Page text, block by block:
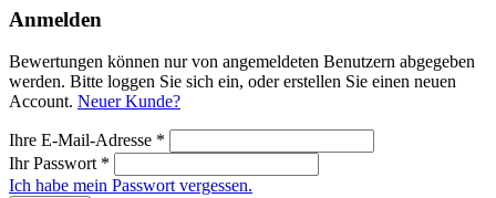
Anmelden
Bewertungen können nur von angemeldeten Benutzern abgegeben
werden. Bitte loggen Sie sich ein, oder erstellen Sie einen neuen
Account. Neuer Kunde?
Ihre E-Mail-Adresse *
Ihr Passwort *
Ich habe mein Passwort vergessen.